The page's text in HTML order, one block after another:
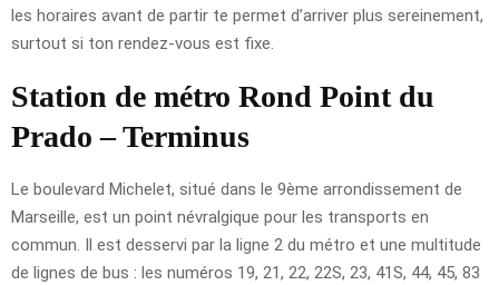
les horaires avant de partir te permet d’arriver plus sereinement,
surtout si ton rendez-vous est fixe.
Station de métro Rond Point du
Prado – Terminus
Le boulevard Michelet, situé dans le 9ème arrondissement de
Marseille, est un point névralgique pour les transports en
commun. Il est desservi par la ligne 2 du métro et une multitude
de lignes de bus : les numéros 19, 21, 22, 22S, 23, 41S, 44, 45, 83